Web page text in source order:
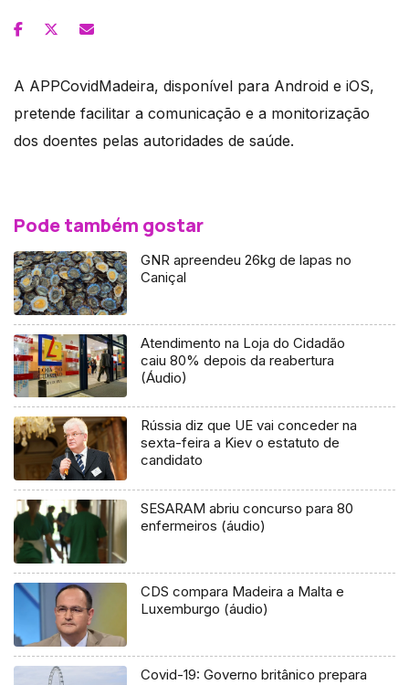
A APPCovidMadeira, disponível para Android e iOS,
pretende facilitar a comunicação e a monitorização
dos doentes pelas autoridades de saúde.
Pode também gostar
GNR apreendeu 26kg de lapas no
Caniçal
Atendimento na Loja do Cidadão
caiu 80% depois da reabertura
(Áudio)
Rússia diz que UE vai conceder na
sexta-feira a Kiev o estatuto de
candidato
SESARAM abriu concurso para 80
enfermeiros (áudio)
CDS compara Madeira a Malta e
Luxemburgo (áudio)
Covid-19: Governo britânico prepara